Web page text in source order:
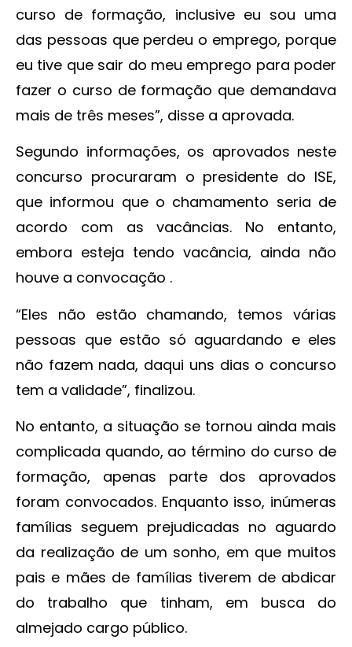
curso de formação, inclusive eu sou uma
das pessoas que perdeu o emprego, porque
eu tive que sair do meu emprego para poder
fazer o curso de formação que demandava
mais de três meses”, disse a aprovada.
Segundo informações, os aprovados neste
concurso procuraram o presidente do ISE,
que informou que o chamamento seria de
acordo com as vacâncias. No entanto,
embora esteja tendo vacância, ainda não
houve a convocação .
“Eles não estão chamando, temos várias
pessoas que estão só aguardando e eles
não fazem nada, daqui uns dias o concurso
tem a validade”, finalizou.
No entanto, a situação se tornou ainda mais
complicada quando, ao término do curso de
formação, apenas parte dos aprovados
foram convocados. Enquanto isso, inúmeras
famílias seguem prejudicadas no aguardo
da realização de um sonho, em que muitos
pais e mães de famílias tiverem de abdicar
do trabalho que tinham, em busca do
almejado cargo público.